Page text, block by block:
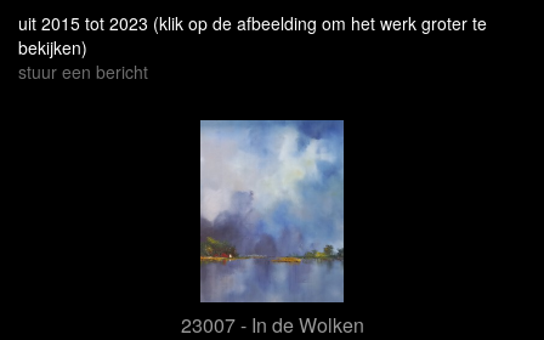
uit 2015 tot 2023 (klik op de afbeelding om het werk groter te
bekijken)
stuur een bericht
23007 - In de Wolken